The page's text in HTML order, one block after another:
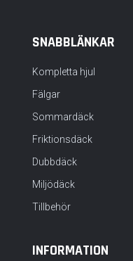
SNABBLÄNKAR
Kompletta hjul
Fälgar
Sommardäck
Friktionsdäck
Dubbdäck
Miljödäck
Tillbehör
INFORMATION